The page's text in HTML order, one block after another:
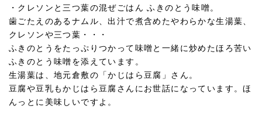
・クレソンと三つ葉の混ぜごはん ふきのとう味噌。
歯ごたえのあるナムル、出汁で煮含めたやわらかな生湯葉、
クレソンや三つ葉・・・
ふきのとうをたっぷりつかって味噌と一緒に炒めたほろ苦い
ふきのとう味噌を添えています。
生湯葉は、地元倉敷の「かじはら豆腐」さん。
豆腐や豆乳もかじはら豆腐さんにお世話になっています。ほ
んっとに美味しいですよ。